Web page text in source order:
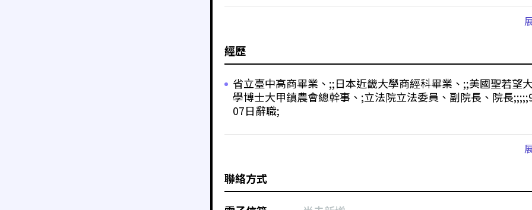
經歷
省立臺中高商畢業、;;日本近畿大學商經科畢業、;;美國聖若望
學博士大甲鎮農會總幹事、;立法院立法委員、副院長、院長
07日辭職;
聯絡方式